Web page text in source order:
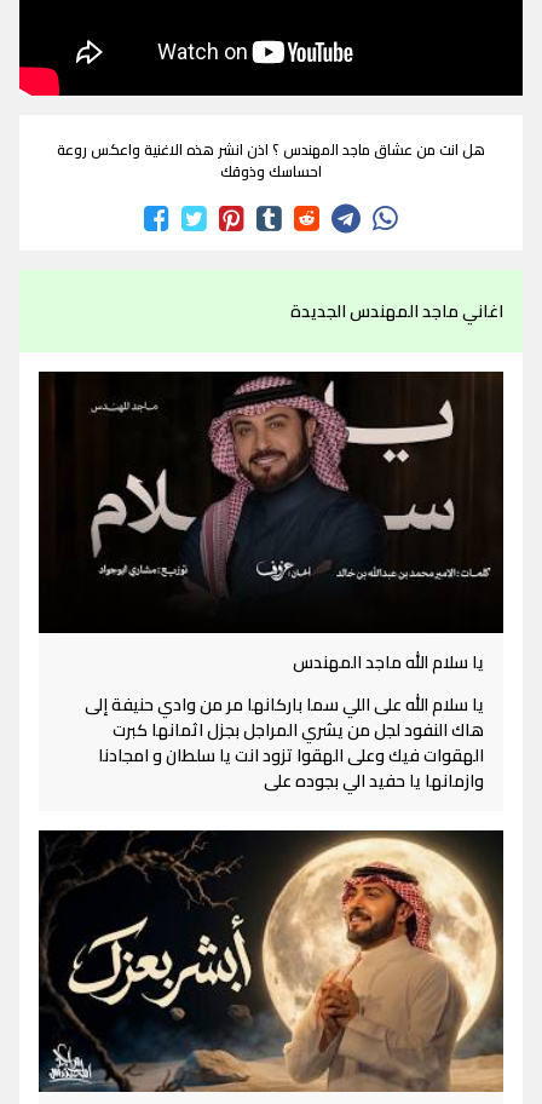
هل انت من عشاق ماجد المهندس ؟ اذن انشر هذه الاغنية واعكس روعة
احساسك وذوقك
اغاني ماجد المهندس الجديدة
يا سلام الله ماجد المهندس
يا سلام الله على اللي سما باركانها مر من وادي حنيفة إلى
هاك النفود لجل من يشري المراجل بجزل اثمانها كبرت
الهقوات فيك وعلى الهقوا تزود انت يا سلطان و امجادنا
وازمانها يا حفيد الي بجوده على